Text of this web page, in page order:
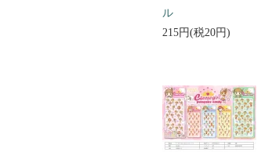
ル
215円(税20円)